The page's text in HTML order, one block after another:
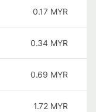
0.17 MYR
0.34 MYR
0.69 MYR
1.72 MYR